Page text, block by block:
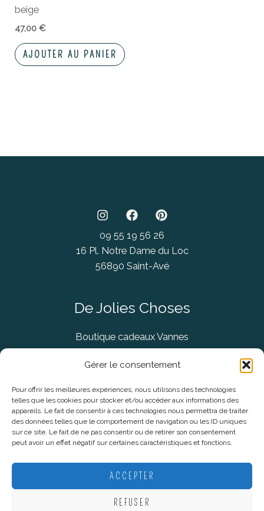
Gérer le consentement
Pour offrir les meilleures expériences, nous utilisons des technologies
telles que les cookies pour stocker et/ou accéder aux informations des
appareils. Le fait de consentir à ces technologies nous permettra de traiter
des données telles que le comportement de navigation ou les ID uniques
sur ce site. Le fait de ne pas consentir ou de retirer son consentement
peut avoir un effet négatif sur certaines caractéristiques et fonctions.
ACCEPTER
REFUSER
beige
47,00€
AJOUTER AU PANIER
09 55 19 56 26
16 Pl. Notre Dame du Loc
56890 Saint-Avé
De Jolies Choses
Boutique cadeaux Vannes
Concept Store Vannes
Informations légales
CGV
Politique De Confidentialité
Plan du site